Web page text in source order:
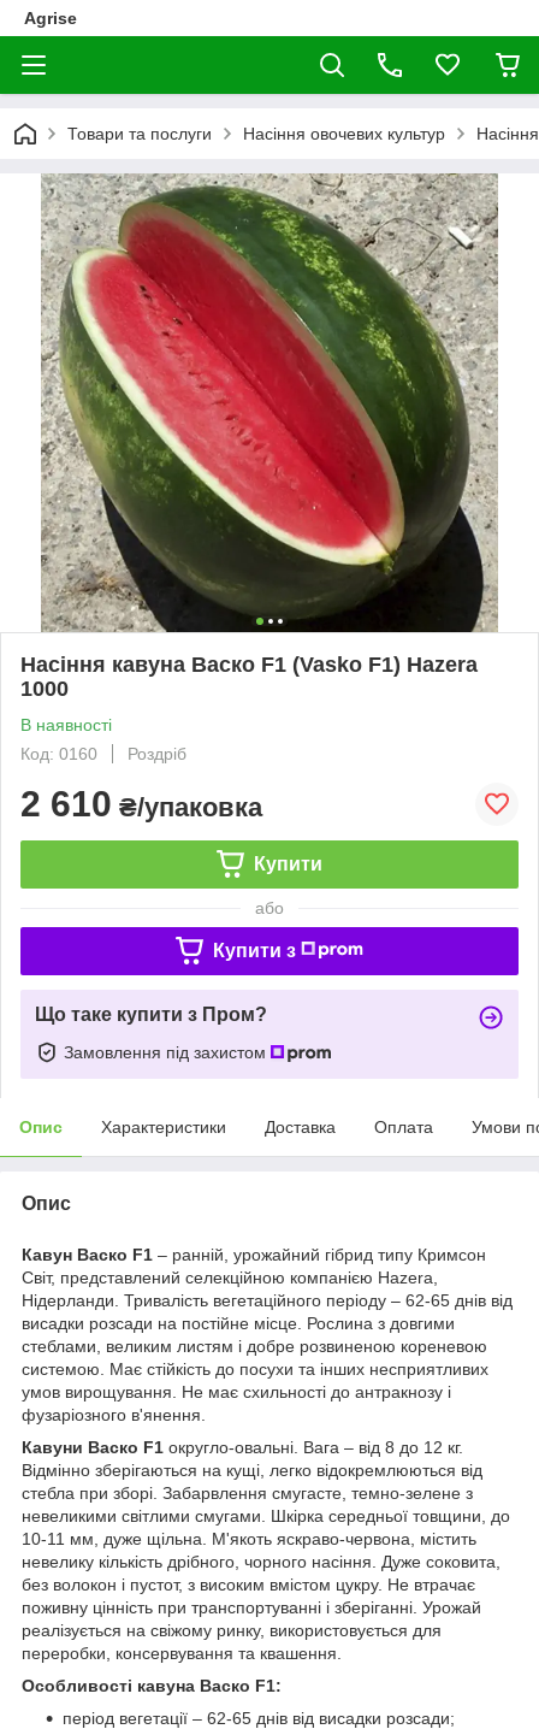
Agrise
Товари та послуги Насіння овочевих культур
Насіння кавуна Васко F1 (Vasko F1) Hazera
1000
В наявності
Код: 0160
Роздріб
2 610 ₴/упаковка
Купити
або
Купити з
Що таке купити з Пром?
Замовлення під захистом
Опис Характеристики Доставка Оплата Умови
Опис
Кавун Васко F1 – ранній, урожайний гібрид типу Кримсон
Світ, представлений селекційною компанією Hazera,
Нідерланди. Тривалість вегетаційного періоду – 62-65 днів від
висадки розсади на постійне місце. Рослина з довгими
стеблами, великим листям і добре розвиненою кореневою
системою. Має стійкість до посухи та інших несприятливих
умов вирощування. Не має схильності до антракнозу і
фузаріозного в'янення.
Кавуни Васко F1 округло-овальні. Вага – від 8 до 12 кг.
Відмінно зберігаються на кущі, легко відокремлюються від
стебла при зборі. Забарвлення смугасте, темно-зелене з
невеликими світлими смугами. Шкірка середньої товщини, до
10-11 мм, дуже щільна. М'якоть яскраво-червона, містить
невелику кількість дрібного, чорного насіння. Дуже соковита,
без волокон і пустот, з високим вмістом цукру. Не втрачає
поживну цінність при транспортуванні і зберіганні. Урожай
реалізується на свіжому ринку, використовується для
переробки, консервування та квашення.
Особливості кавуна Васко F1:
період вегетації – 62-65 днів від висадки розсади;